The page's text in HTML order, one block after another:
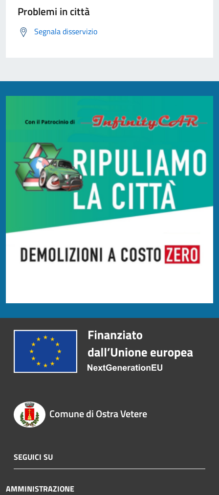
Problemi in città
Segnala disservizio
Comune di Ostra Vetere
SEGUICI SU
AMMINISTRAZIONE